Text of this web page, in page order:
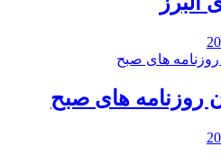
روزنامه های صبح